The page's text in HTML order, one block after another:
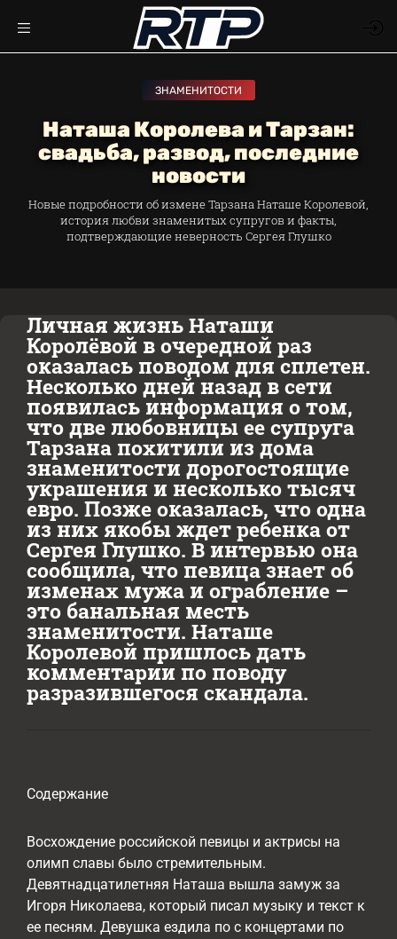
ЗНАМЕНИТОСТИ
Наташа Королева и Тарзан:
свадьба, развод, последние
новости
Новые подробности об измене Тарзана Наташе Королевой,
история любви знаменитых супругов и факты,
подтверждающие неверность Сергея Глушко
Личная жизнь Наташи
Королёвой в очередной раз
оказалась поводом для сплетен.
Несколько дней назад в сети
появилась информация о том,
что две любовницы ее супруга
Тарзана похитили из дома
знаменитости дорогостоящие
украшения и несколько тысяч
евро. Позже оказалась, что одна
из них якобы ждет ребенка от
Сергея Глушко. В интервью она
сообщила, что певица знает об
изменах мужа и ограбление –
это банальная месть
знаменитости. Наташе
Королевой пришлось дать
комментарии по поводу
разразившегося скандала.
Содержание
Восхождение российской певицы и актрисы на
олимп славы было стремительным.
Девятнадцатилетняя Наташа вышла замуж за
Игоря Николаева, который писал музыку и текст к
ее песням. Девушка ездила по с концертами по